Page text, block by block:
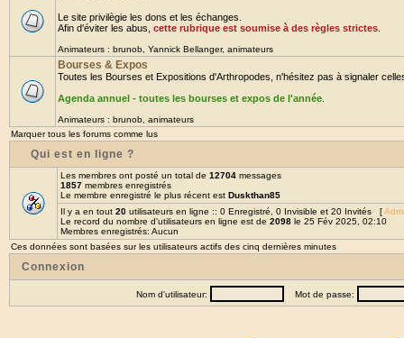
Le site privilègie les dons et les échanges.
Afin d'éviter les abus, cette rubrique est soumise à des règles strictes
Animateurs : brunob Yannick Bellanger, animateurs
Bourses & Expos
Toutes les Bourses et Expositions d'Arthropodes, n'hésitez pas à signaler
Agenda annuel - toutes les bourses et expos de l'année
Animateurs : brunob animateurs
Marquer tous les forums comme lus
Qui est en ligne ?
Les membres ont posté un total de 12704 messages
1857 membres enregistrés
Le membre enregistré le plus récent est Duskthan85
Il y a en tout 20 utilisateurs en ligne :: 0 Enregistré, 0 Invisible et 20 Invités [
Le record du nombre d'utilisateurs en ligne est de 2098 le 25 Fév 2025, 02:10
Membres enregistrés: Aucun
Ces données sont basées sur les utilisateurs actifs des cinq dernières minutes
Connexion
Nom d'utilisateur: Mot de passe: